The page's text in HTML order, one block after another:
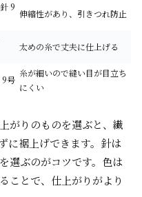
9
伸縮性があり、引きつれ防止
太めの糸で丈夫に仕上げる
9号
糸が細いので縫い目が目立ち
にくい
がりのものを選ぶと、繊
に裾上げできます。針は
選ぶのがコツです。色は
ことで、仕上がりがより